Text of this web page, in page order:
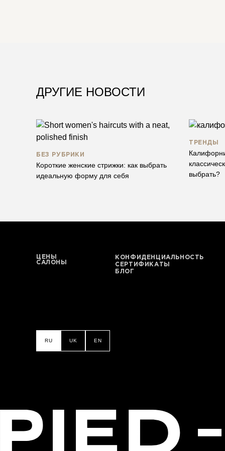
ДРУГИЕ НОВОСТИ
БЕЗ РУБРИКИ
Короткие женские стрижки: как выбрать
идеальную форму для себя
ТРЕНДЫ
выбрать?
ЦЕНЫ
САЛОНЫ
КОНФИДЕНЦИАЛЬНОСТЬ
СЕРТИФИКАТЫ
БЛОГ
RU UK EN